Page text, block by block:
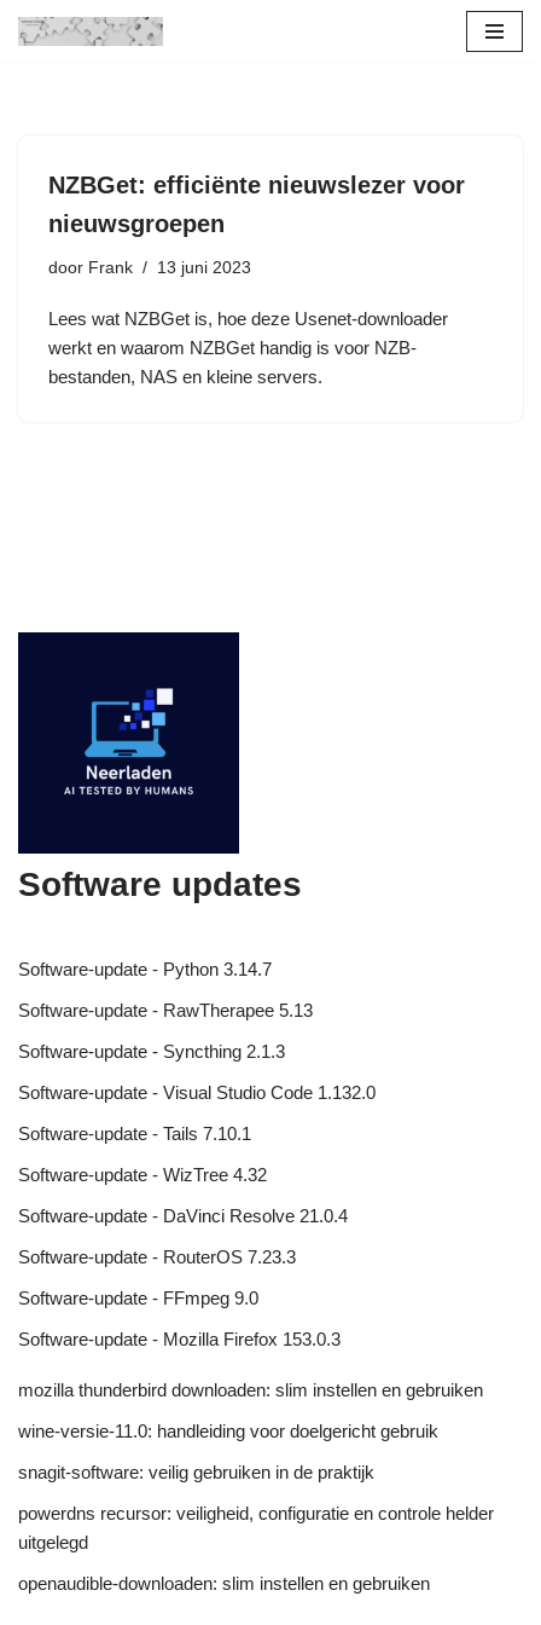
NZBGet: efficiënte nieuwslezer voor
nieuwsgroepen
door Frank 13 juni 2023
Lees wat NZBGet is, hoe deze Usenet-downloader
werkt en waarom NZBGet handig is voor NZB-
bestanden, NAS en kleine servers.
Software updates
Software-update - Python 3.14.7
Software-update - RawTherapee 5.13
Software-update - Syncthing 2.1.3
Software-update - Visual Studio Code 1.132.0
Software-update - Tails 7.10.1
Software-update - WizTree 4.32
Software-update - DaVinci Resolve 21.0.4
Software-update - RouterOS 7.23.3
Software-update - FFmpeg 9.0
Software-update - Mozilla Firefox 153.0.3
mozilla thunderbird downloaden: slim instellen en gebruiken
wine-versie-11.0: handleiding voor doelgericht gebruik
snagit-software: veilig gebruiken in de praktijk
powerdns recursor: veiligheid, configuratie en controle helder
uitgelegd
openaudible-downloaden: slim instellen en gebruiken